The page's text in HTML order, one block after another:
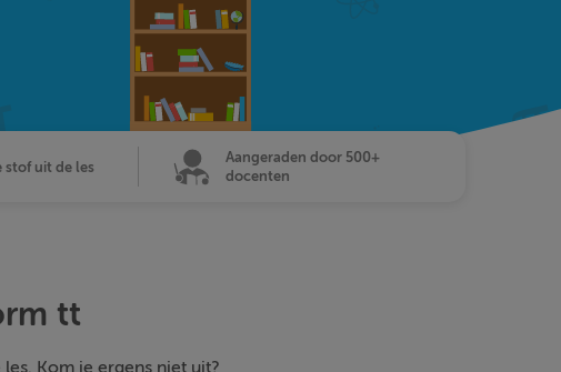
stof uit de les
Aangeraden door 500+
docenten
tt
Kom je ergens niet uit?